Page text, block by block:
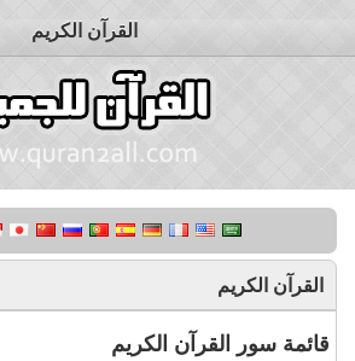
القرآن الكريم
القرآن الكريم
قائمة سور القرآن الكريم